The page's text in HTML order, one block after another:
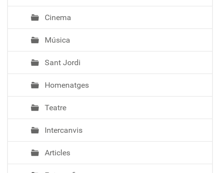
Cinema
Música
Sant Jordi
Homenatges
Teatre
Intercanvis
Articles